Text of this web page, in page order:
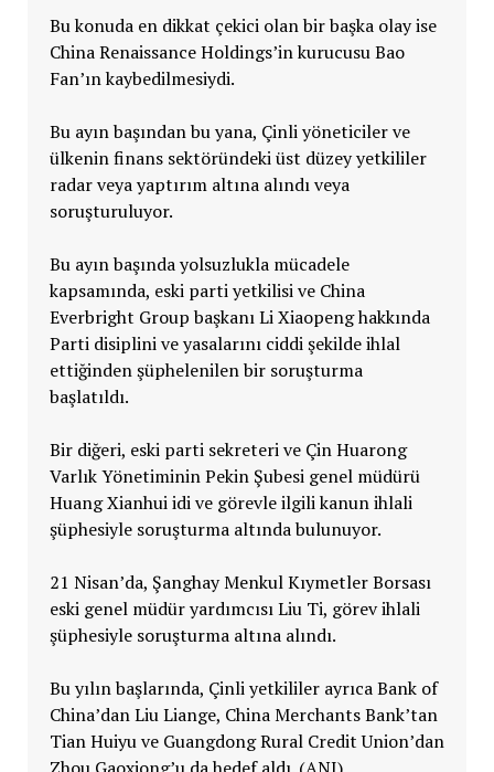
Bu konuda en dikkat çekici olan bir başka olay ise
China Renaissance Holdings’in kurucusu Bao
Fan’ın kaybedilmesiydi.
Bu ayın başından bu yana, Çinli yöneticiler ve
ülkenin finans sektöründeki üst düzey yetkililer
radar veya yaptırım altına alındı veya
soruşturuluyor.
Bu ayın başında yolsuzlukla mücadele
kapsamında, eski parti yetkilisi ve China
Everbright Group başkanı Li Xiaopeng hakkında
Parti disiplini ve yasalarını ciddi şekilde ihlal
ettiğinden şüphelenilen bir soruşturma
başlatıldı.
Bir diğeri, eski parti sekreteri ve Çin Huarong
Varlık Yönetiminin Pekin Şubesi genel müdürü
Huang Xianhui idi ve görevle ilgili kanun ihlali
şüphesiyle soruşturma altında bulunuyor.
21 Nisan’da, Şanghay Menkul Kıymetler Borsası
eski genel müdür yardımcısı Liu Ti, görev ihlali
şüphesiyle soruşturma altına alındı.
Bu yılın başlarında, Çinli yetkililer ayrıca Bank of
China’dan Liu Liange, China Merchants Bank’tan
Tian Huiyu ve Guangdong Rural Credit Union’dan